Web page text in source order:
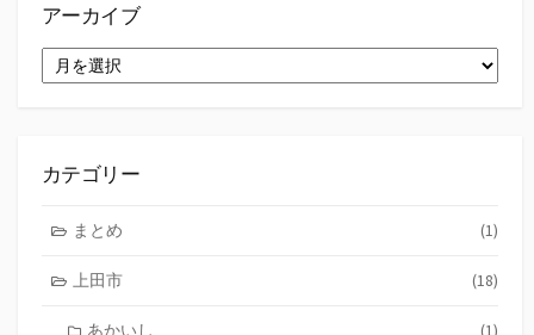
アーカイブ
ー
カテゴリー
まとめ (1)
上田市 (18)
あかいし (1)